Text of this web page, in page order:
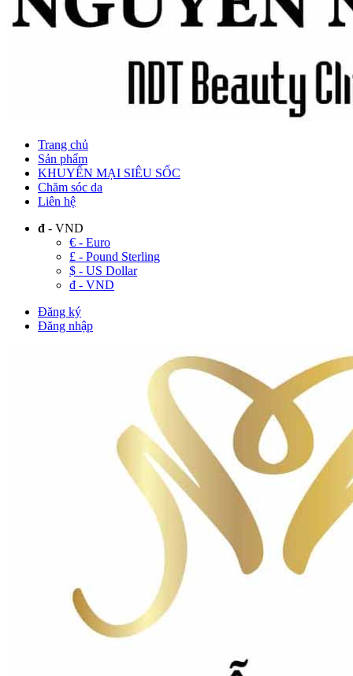
Trang chủ
Sản phẩm
KHUYẾN MẠI SIÊU SỐC
Chăm sóc da
Liên hệ
đ - VND
€ - Euro
£ - Pound Sterling
$ - US Dollar
đ - VND
Đăng ký
Đăng nhập